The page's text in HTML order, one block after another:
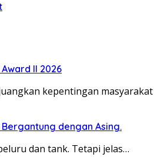
II 2026
kepentingan
dengan Asing.
dan tank. Tetapi jelas…